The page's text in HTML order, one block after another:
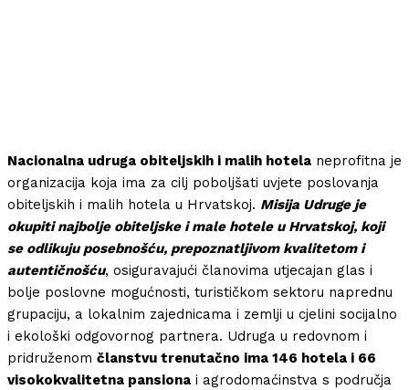
Nacionalna udruga obiteljskih i malih hotela neprofitna je
organizacija koja ima za cilj poboljšati uvjete poslovanja
obiteljskih i malih hotela u Hrvatskoj. Misija Udruge je
okupiti najbolje obiteljske i male hotele u Hrvatskoj, koji
se odlikuju posebnošću, prepoznatljivom kvalitetom i
autentičnošću, osiguravajući članovima utjecajan glas i
bolje poslovne mogućnosti, turističkom sektoru naprednu
grupaciju, a lokalnim zajednicama i zemlji u cjelini socijalno
i ekološki odgovornog partnera. Udruga u redovnom i
pridruženom članstvu trenutačno ima 146 hotela i 66
visokokvalitetna pansiona i agrodomaćinstva s područja